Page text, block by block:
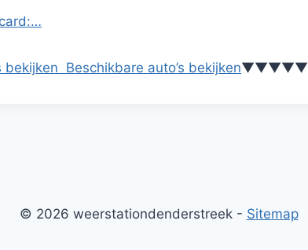
bekijken Beschikbare auto’s bekijken▼▼▼▼▼
© 2026 weerstationdenderstreek - Sitemap